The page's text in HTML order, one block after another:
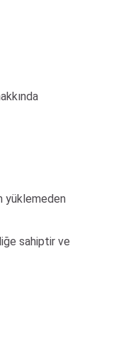
yüklemeden
sahiptir ve